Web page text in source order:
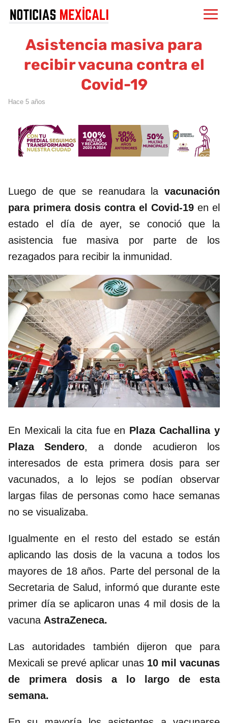
Asistencia masiva para
recibir vacuna contra el
Covid-19
hace 5 años
Luego de que se reanudara la vacunación
para primera dosis contra el Covid-19 en el
estado el día de ayer, se conoció que la
asistencia fue masiva por parte de los
rezagados para recibir la inmunidad.
En Mexicali la cita fue en Plaza Cachallina y
Plaza Sendero, a donde acudieron los
interesados de esta primera dosis para ser
vacunados, a lo lejos se podían observar
largas filas de personas como hace semanas
no se visualizaba.
Igualmente en el resto del estado se están
aplicando las dosis de la vacuna a todos los
mayores de 18 años. Parte del personal de la
Secretaria de Salud, informó que durante este
primer día se aplicaron unas 4 mil dosis de la
vacuna AstraZeneca.
Las autoridades también dijeron que para
Mexicali se prevé aplicar unas 10 mil vacunas
de primera dosis a lo largo de esta
semana.